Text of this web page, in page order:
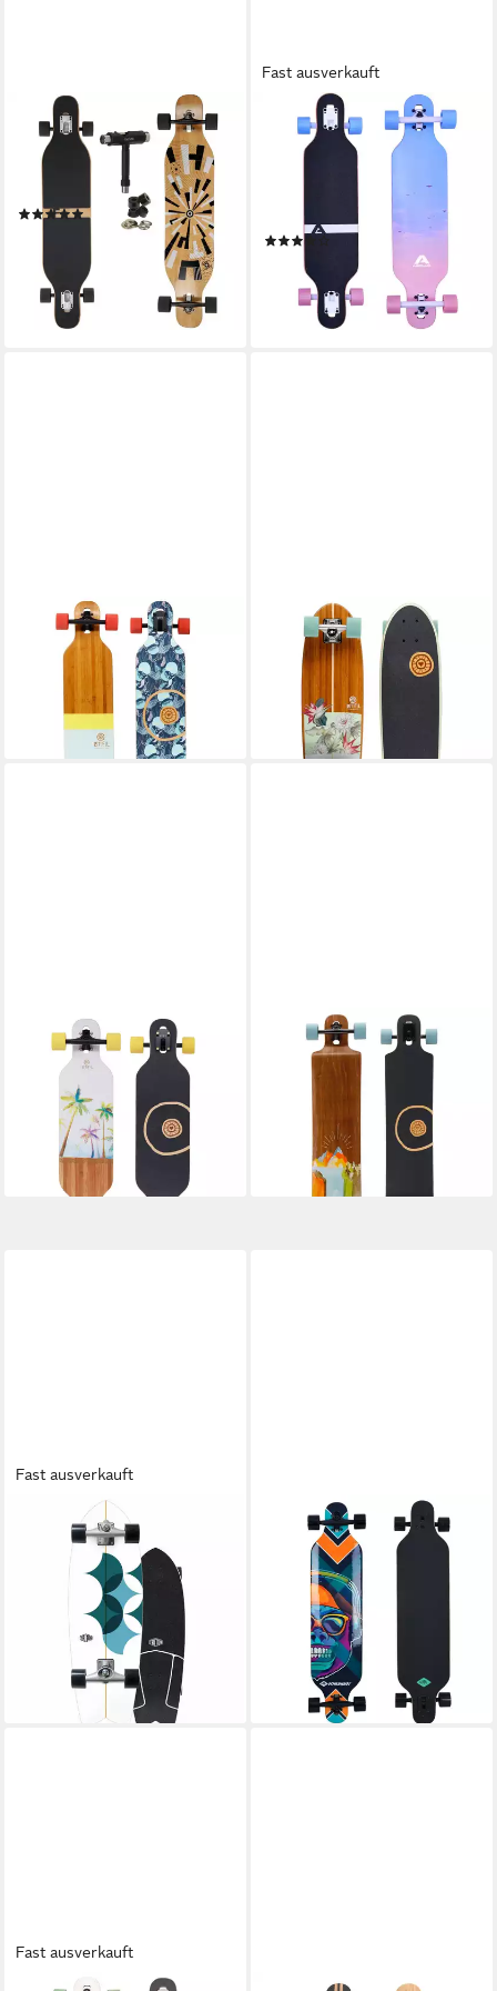
FUNTOMIA
Longboard Camber Ahornholz
Longboard in 3 Flex Stufen +
T-Tool, Camber Twin Tip
(3)
-57%
lieferbar - in 3-4 Werktagen bei dir
+2
Fast ausverkauft
APOLLO
Longboard Twin Tip DT
Longboard 36", gefertigt aus
8 Holzlagen in angesagtem
TwinTip-Shape
62,99 €
lieferbar - in 5-6 Werktagen bei dir
Longboard MALOU - Drop
through Longboard (1-St)
19,09 €mtl. in 12 Raten
lieferbar in 2 Wochen
Longboard CAMI - Minicruiser
(1-St)
125,99 €
11,51 €mtl. in 12 Raten
lieferbar in 2 Wochen
Longboard COCCO - Drop
through Longboard komplett
156,99 €
14,34 € mtl. in 12 Raten
lieferbar - in 6-7 Werktagen bei dir
Longboard KAYLA – Double
drop Longboard (1-St)
199,00 €
mtl. in 12 Raten
lieferbar in 2 Wochen
Fast ausverkauft
CARVER SKATEBOARDS
Longboard x Triton Surfskate
Astral CX 29.0"
mtl. in 12 Raten
lieferbar - in 4-5 Werktagen bei dir
SCHILDKRÖT
Skateboard Longboard 41
CoolChimp, Skateboard
gemäß EN 13613:2009,
Klasse A
ab 99,99 € UVP
lieferbar - in 6-7 Werktagen bei dir
Fast ausverkauft